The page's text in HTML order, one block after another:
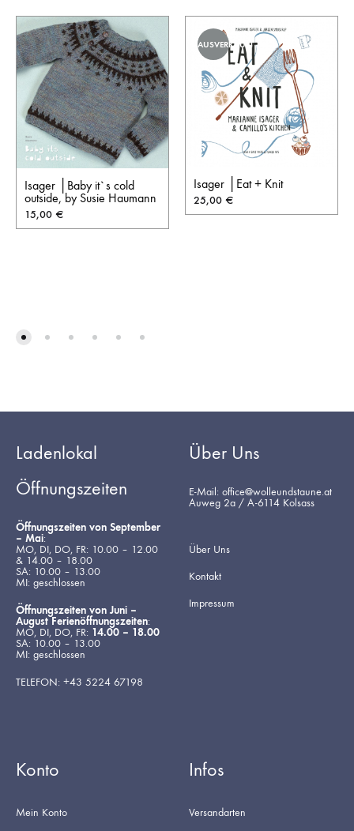
Isager │Baby it`s cold
outside, by Susie Haumann
15,00 €
AUSVERKAUFT
Isager │Eat + Knit
25,00 €
Ladenlokal
Öffnungszeiten
Öffnungszeiten von September
– Mai:
MO, DI, DO, FR: 10.00 – 12.00
& 14.00 – 18.00
SA: 10.00 – 13.00
MI: geschlossen
Öffnungszeiten von Juni –
August Ferienöffnungszeiten:
MO, DI, DO, FR: 14.00 – 18.00
SA: 10.00 – 13.00
MI: geschlossen
TELEFON: +43 5224 67198
Über Uns
E-Mail: office@wolleundstaune.at
Auweg 2a / A-6114 Kolsass
Über Uns
Kontakt
Impressum
Konto
Mein Konto
Infos
Versandarten